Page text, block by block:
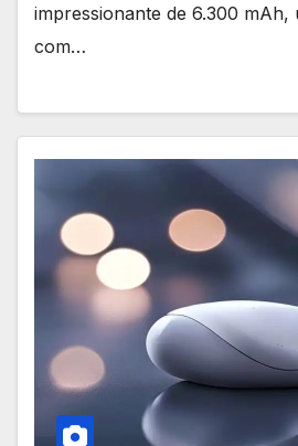
impressionante de 6.300 mAh,
com…